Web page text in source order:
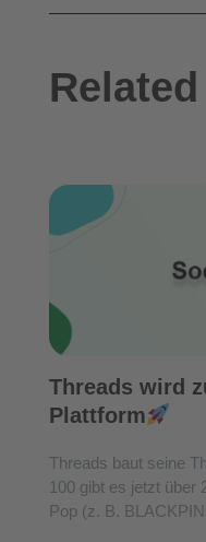
Threads wird
Plattform
Threads baut seine
100 gibt es jetzt über
Pop (z. B.